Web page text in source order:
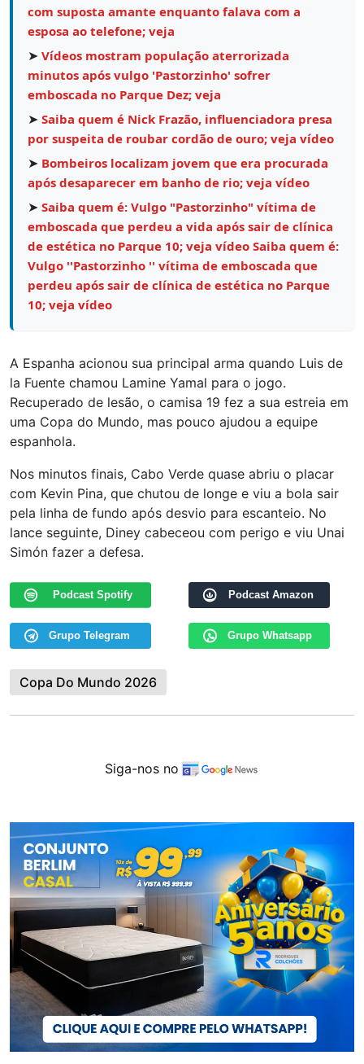
com suposta amante enquanto falava com a
esposa ao telefone; veja
➤ Vídeos mostram população aterrorizada
minutos após vulgo 'Pastorzinho' sofrer
emboscada no Parque Dez; veja
➤ Saiba quem é Nick Frazão, influenciadora presa
por suspeita de roubar cordão de ouro; veja vídeo
➤ Bombeiros localizam jovem que era procurada
após desaparecer em banho de rio; veja vídeo
➤ Saiba quem é: Vulgo "Pastorzinho" vítima de
emboscada que perdeu a vida após sair de clínica
de estética no Parque 10; veja vídeo Saiba quem é:
Vulgo ''Pastorzinho '' vítima de emboscada que
perdeu após sair de clínica de estética no Parque
10; veja vídeo
A Espanha acionou sua principal arma quando Luis de
la Fuente chamou Lamine Yamal para o jogo.
Recuperado de lesão, o camisa 19 fez a sua estreia em
uma Copa do Mundo, mas pouco ajudou a equipe
espanhola.
Nos minutos finais, Cabo Verde quase abriu o placar
com Kevin Pina, que chutou de longe e viu a bola sair
pela linha de fundo após desvio para escanteio. No
lance seguinte, Diney cabeceou com perigo e viu Unai
Simón fazer a defesa.
Podcast Spotify Podcast Amazon
Grupo Telegram Grupo Whatsapp
Copa Do Mundo 2026
Siga-nos no